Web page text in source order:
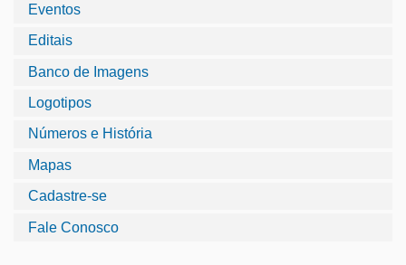
Eventos
Editais
Banco de Imagens
Logotipos
Números e História
Mapas
Cadastre-se
Fale Conosco